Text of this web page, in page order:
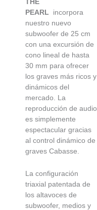
THE
PEARL incorpora
nuestro nuevo
subwoofer de 25 cm
con una excursión de
cono lineal de hasta
30 mm para ofrecer
los graves más ricos y
dinámicos del
mercado. La
reproducción de audio
es simplemente
espectacular gracias
al control dinámico de
graves Cabasse.
La configuración
triaxial patentada de
los altavoces de
subwoofer, medios y